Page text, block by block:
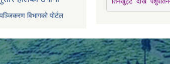
विभागको पोर्टल